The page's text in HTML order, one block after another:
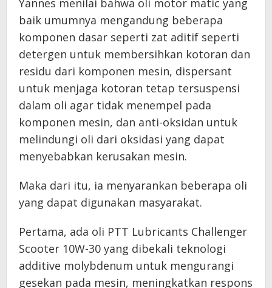
baik umumnya mengandung beberapa
komponen dasar seperti zat aditif seperti
detergen untuk membersihkan kotoran dan
residu dari komponen mesin, dispersant
untuk menjaga kotoran tetap tersuspensi
dalam oli agar tidak menempel pada
komponen mesin, dan anti-oksidan untuk
melindungi oli dari oksidasi yang dapat
menyebabkan kerusakan mesin.
Maka dari itu, ia menyarankan beberapa oli
yang dapat digunakan masyarakat.
Pertama, ada oli PTT Lubricants Challenger
Scooter 10W-30 yang dibekali teknologi
additive molybdenum untuk mengurangi
gesekan pada mesin, meningkatkan respons